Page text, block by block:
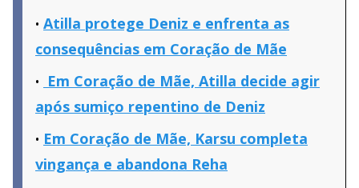
Atilla protege Deniz e enfrenta as
consequências em Coração de Mãe
Em Coração de Mãe, Atilla decide agir
após sumiço repentino de Deniz
Em Coração de Mãe, Karsu completa
vingança e abandona Reha